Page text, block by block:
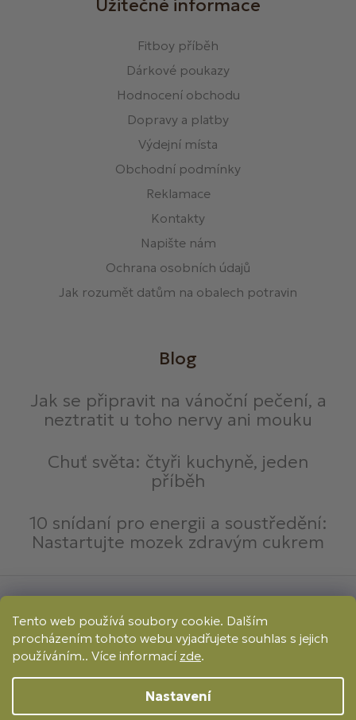
Tento web používá soubory cookie. Dalším
procházením tohoto webu vyjadřujete souhlas s jejich
používáním.. Více informací zde.
Nastavení
Užitečné informace
Fitboy příběh
Dárkové poukazy
Hodnocení obchodu
Dopravy a platby
Výdejní místa
Obchodní podmínky
Reklamace
Kontakty
Napište nám
Ochrana osobních údajů
Jak rozumět datům na obalech potravin
Blog
Jak se připravit na vánoční pečení, a
neztratit u toho nervy ani mouku
Chuť světa: čtyři kuchyně, jeden
příběh
10 snídaní pro energii a soustředění:
Nastartujte mozek zdravým cukrem
Online Převod Dobírka
Způsoby dopravy: